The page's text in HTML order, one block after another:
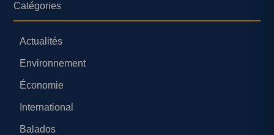
Catégories
Actualités
Environnement
Économie
International
Balados